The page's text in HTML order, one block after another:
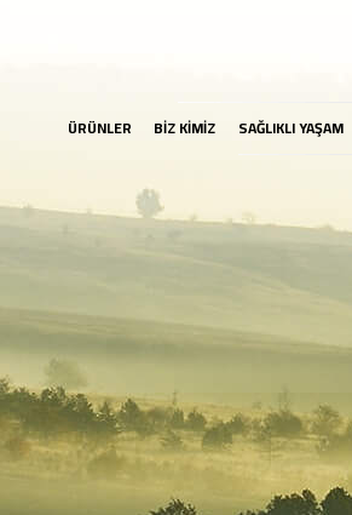
ÜRÜNLER BİZ KİMİZ SAĞLIKLI YAŞAM